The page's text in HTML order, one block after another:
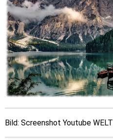
Bild: Screenshot Youtube WELT